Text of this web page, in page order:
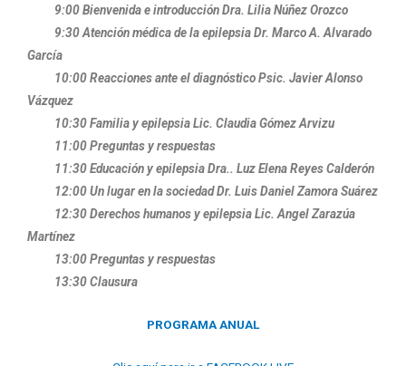
9:00 Bienvenida e introducción Dra. Lilia Núñez Orozco
9:30 Atención médica de la epilepsia Dr. Marco A. Alvarado
García
10:00 Reacciones ante el diagnóstico Psic. Javier Alonso
Vázquez
10:30 Familia y epilepsia Lic. Claudia Gómez Arvizu
11:00 Preguntas y respuestas
11:30 Educación y epilepsia Dra.. Luz Elena Reyes Calderón
12:00 Un lugar en la sociedad Dr. Luis Daniel Zamora Suárez
12:30 Derechos humanos y epilepsia Lic. Angel Zarazúa
Martínez
13:00 Preguntas y respuestas
13:30 Clausura
PROGRAMA ANUAL